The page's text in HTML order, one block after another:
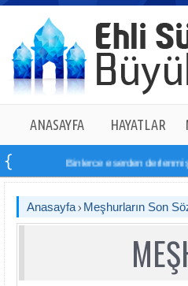
ANASAYFA HAYATLAR
Binlerce eserden derlenmiş
Anasayfa Meşhurların Son